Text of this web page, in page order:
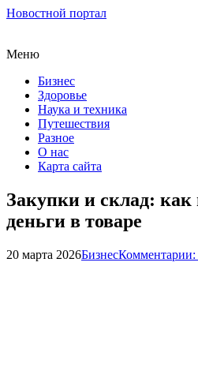
Новостной портал
Меню
Бизнес
Здоровье
Наука и техника
Путешествия
Разное
О нас
Карта сайта
Закупки и склад: как
деньги в товаре
20 марта 2026БизнесКомментарии: